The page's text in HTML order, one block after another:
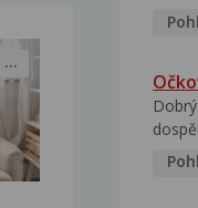
Myasthenia gravis – vše, co...